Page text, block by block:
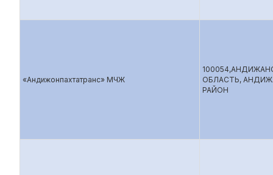
«Андижонпахтатранс» МЧЖ
ОБЛАСТЬ,
РАЙОН